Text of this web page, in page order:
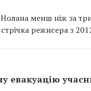
менш ніж за
режисера з
евакуацію